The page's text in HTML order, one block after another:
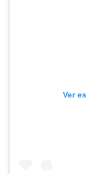
Ver